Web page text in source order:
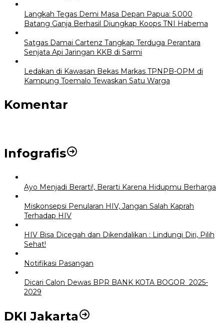
Langkah Tegas Demi Masa Depan Papua: 5.000
Batang Ganja Berhasil Diungkap Koops TNI Habema
Satgas Damai Cartenz Tangkap Terduga Perantara
Senjata Api Jaringan KKB di Sarmi
Ledakan di Kawasan Bekas Markas TPNPB-OPM di
Kampung Toemalo Tewaskan Satu Warga
Komentar
Infografis
Ayo Menjadi Berarti!, Berarti Karena Hidupmu Berharga
Miskonsepsi Penularan HIV, Jangan Salah Kaprah
Terhadap HIV
HIV Bisa Dicegah dan Dikendalikan : Lindungi Diri, Pilih
Sehat!
Notifikasi Pasangan
Dicari Calon Dewas BPR BANK KOTA BOGOR 2025-
2029
DKI Jakarta